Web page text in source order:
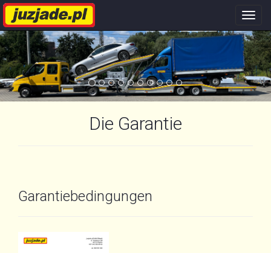
Die Garantie
Garantiebedingungen